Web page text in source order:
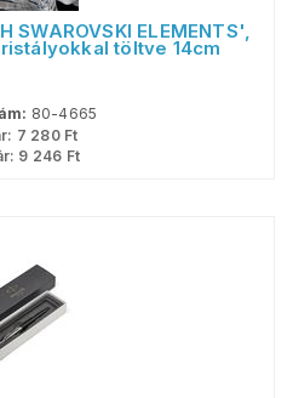
ELEMENTS',
töltve 14cm
80-4665
7 280Ft
9 246 Ft